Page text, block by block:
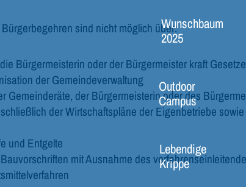
Wunschbaum
2025
Outdoor
Campus
Lebendige
Krippe
sind nicht möglich über:
Bürgermeisterin oder der Bürgermeister kraft
der Gemeindeverwaltung
Gemeinderäte, der Bürgermeisterin oder des
der Wirtschaftspläne der Eigenbetriebe
und Entgelte
mit Ausnahme des